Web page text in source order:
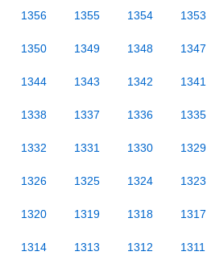
1356 1355 1354 1353
1350 1349 1348 1347
1344 1343 1342 1341
1338 1337 1336 1335
1332 1331 1330 1329
1326 1325 1324 1323
1320 1319 1318 1317
1314 1313 1312 1311